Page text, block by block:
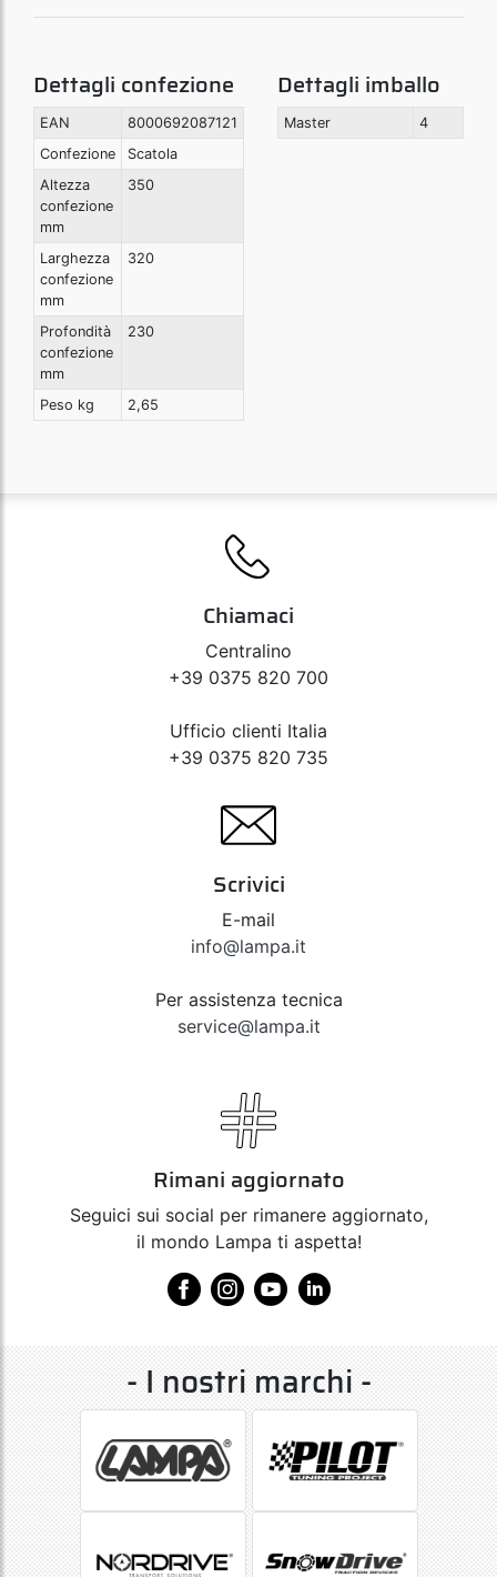
Dettagli confezione
EAN
8000692087121
Confezione
Scatola
Altezza
confezione
mm
350
Larghezza
confezione
mm
320
Profondità
confezione
mm
230
Peso kg 2,65
Dettagli imballo
Master 4
Chiamaci
Centralino
+39 0375 820 700
Ufficio clienti Italia
+39 0375 820 735
Scrivici
E-mail
info@lampa.it
Per assistenza tecnica
service@lampa.it
Rimani aggiornato
Seguici sui social per rimanere aggiornato,
il mondo Lampa ti aspetta!
- I nostri marchi -